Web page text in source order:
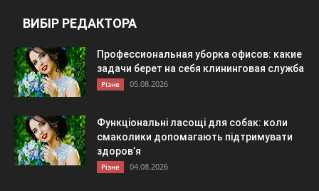
ВИБІР РЕДАКТОРА
Профессиональная уборка офисов: какие
задачи берет на себя клининговая служба
Різне 05.08.2026
Функціональні ласощі для собак: коли
смаколики допомагають підтримувати
здоров’я
Різне 04.08.2026